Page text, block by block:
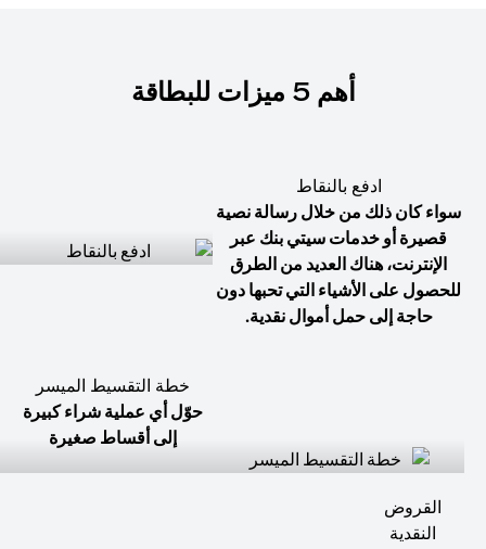
أهم 5 ميزات للبطاقة
ادفع بالنقاط
سواء كان ذلك من خلال رسالة نصية
قصيرة أو خدمات سيتي بنك عبر
الإنترنت، هناك العديد من الطرق
للحصول على الأشياء التي تحبها دون
حاجة إلى حمل أموال نقدية.
خطة التقسيط الميسر
حوّل أي عملية شراء كبيرة
إلى أقساط صغيرة
القروض
النقدية